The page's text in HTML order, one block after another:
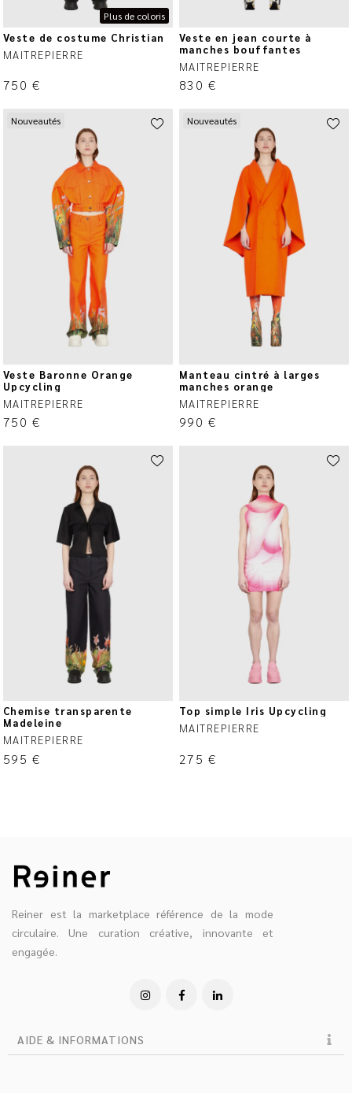
Plus de coloris
Veste de costume Christian
MAITREPIERRE
750 €
Veste en jean courte à
manches bouffantes
MAITREPIERRE
830 €
Nouveautés
Veste Baronne Orange
Upcycling
MAITREPIERRE
750 €
Nouveautés
Manteau cintré à larges
manches orange
MAITREPIERRE
990 €
Chemise transparente
Madeleine
MAITREPIERRE
595 €
Top simple Iris Upcycling
MAITREPIERRE
275 €
Reiner est la marketplace référence de la mode
circulaire. Une curation créative, innovante et
engagée.
AIDE & INFORMATIONS